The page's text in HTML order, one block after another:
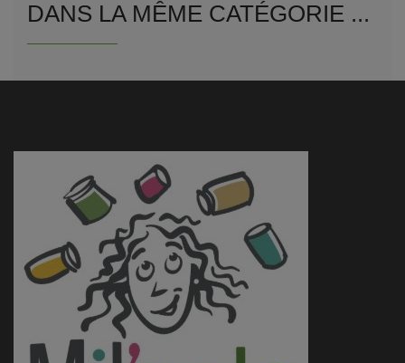
DANS LA MÊME CATÉGORIE ...